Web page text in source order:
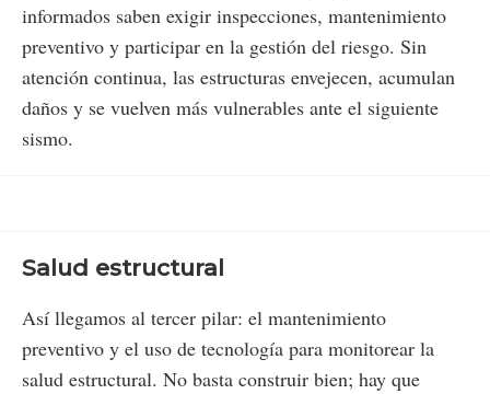
informados saben exigir inspecciones, mantenimiento
preventivo y participar en la gestión del riesgo. Sin
atención continua, las estructuras envejecen, acumulan
daños y se vuelven más vulnerables ante el siguiente
sismo.
Salud estructural
Así llegamos al tercer pilar: el mantenimiento
preventivo y el uso de tecnología para monitorear la
salud estructural. No basta construir bien; hay que